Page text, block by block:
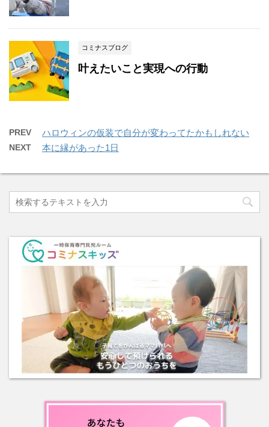
コミナスブログ
叶えたいこと実現への行動
PREV ハロウィンの仮装で自分が変わってたかもしれない
NEXT 本に縁があった1日